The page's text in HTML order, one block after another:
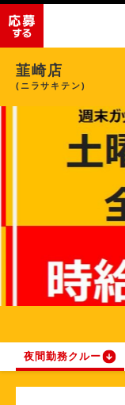
韮崎店
(ニラサキテン)
夜間勤務クルー